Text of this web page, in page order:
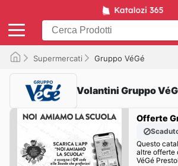
Supermercati Gruppo VéGé
Volantini Gruppo
Offerte
Questo
altre offerte
VéGé